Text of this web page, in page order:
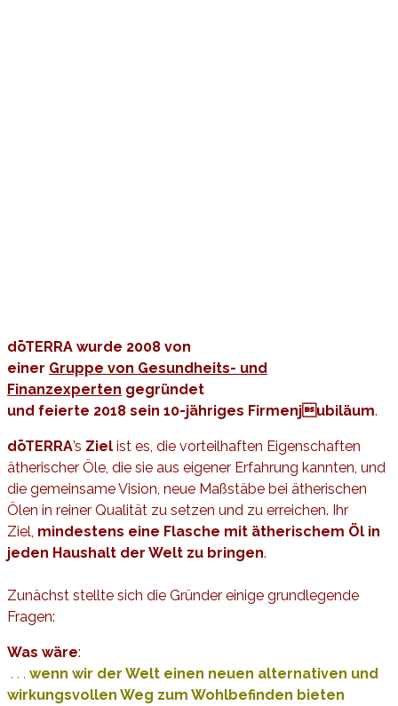
dōTERRA wurde 2008 von
einer Gruppe von Gesundheits- und
Finanzexperten gegründet
und feierte 2018 sein 10-jähriges Firmenjubiläum.
dōTERRA’s Ziel ist es, die vorteilhaften Eigenschaften
ätherischer Öle, die sie aus eigener Erfahrung kannten, und
die gemeinsame Vision, neue Maßstäbe bei ätherischen
Ölen in reiner Qualität zu setzen und zu erreichen. Ihr
Ziel, mindestens eine Flasche mit ätherischem Öl in
jeden Haushalt der Welt zu bringen.
Zunächst stellte sich die Gründer einige grundlegende
Fragen:
Was wäre:
. . . wenn wir der Welt einen neuen alternativen und
wirkungsvollen Weg zum Wohlbefinden bieten